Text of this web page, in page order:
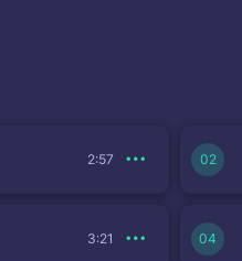
2:57
3:21